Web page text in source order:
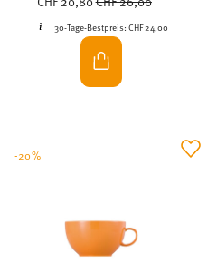
30-Tage-Bestpreis: CHF 24,00
-20%